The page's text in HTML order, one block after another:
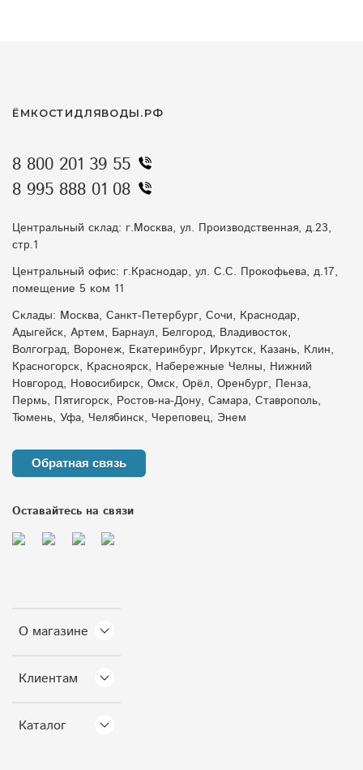
О магазине
Клиентам
Каталог
ЁМКОСТИДЛЯВОДЫ.РФ
8 800 201 39 55
8 995 888 01 08
Центральный склад: г.Москва, ул. Производственная, д.23,
стр.1
Центральный офис: г.Краснодар, ул. С.С. Прокофьева, д.17,
помещение 5 ком 11
Склады: Москва, Санкт-Петербург, Сочи, Краснодар,
Адыгейск, Артем, Барнаул, Белгород, Владивосток,
Волгоград, Воронеж, Екатеринбург, Иркутск, Казань, Клин,
Красногорск, Красноярск, Набережные Челны, Нижний
Новгород, Новосибирск, Омск, Орёл, Оренбург, Пенза,
Пермь, Пятигорск, Ростов-на-Дону, Самара, Ставрополь,
Тюмень, Уфа, Челябинск, Череповец, Энем
Обратная связь
Оставайтесь на связи